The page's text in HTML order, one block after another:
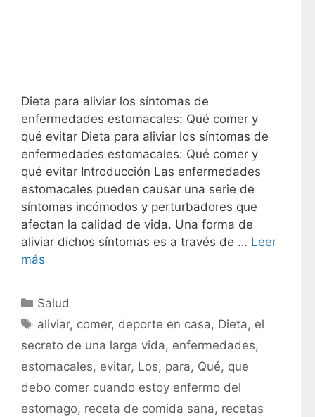
Dieta para aliviar los síntomas de
enfermedades estomacales: Qué comer y
qué evitar Dieta para aliviar los síntomas de
enfermedades estomacales: Qué comer y
qué evitar Introducción Las enfermedades
estomacales pueden causar una serie de
síntomas incómodos y perturbadores que
afectan la calidad de vida. Una forma de
aliviar dichos síntomas es a través de … Leer
más
C
e
g
o
r
Salud
E
q
u
e
aliviar, comer, deporte en casa, Dieta, el
secreto de una larga vida, enfermedades,
estomacales, evitar, Los, para, Qué, que
debo comer cuando estoy enfermo del
estomago, receta de comida sana, recetas